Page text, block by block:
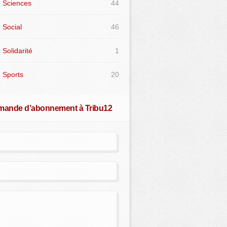
Sciences 44
Social 46
Solidarité 1
Sports 20
d’abonnement à Tribu12